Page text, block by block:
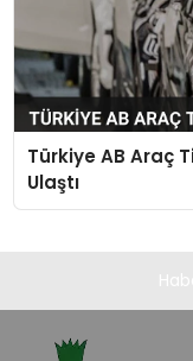
Türkiye AB Araç
Ulaştı